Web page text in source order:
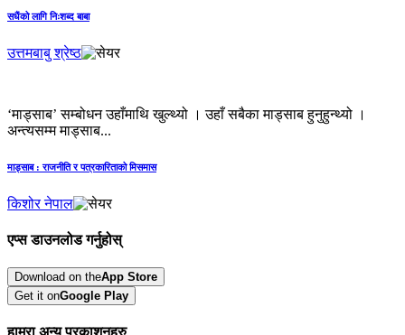
सधैंको लागि निःशब्द बाबा
उत्तमबाबु श्रेष्ठ
‘माड्साब’ सम्बोधन उहाँमाथि खुल्थ्यो । उहाँ सबैका माड्साब हुनुहुन्थ्यो ।
अन्त्यसम्म माड्साब...
माड्साब : राजनीति र पत्रकारिताको मिसमास
किशोर नेपाल
एप्स डाउनलोड गर्नुहोस्
Download on theApp Store
Get it onGoogle Play